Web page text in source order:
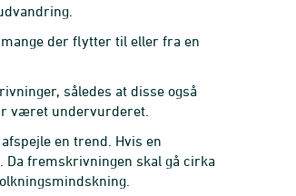
der flytter til eller fra en
således at disse også
været undervurderet.
en trend. Hvis en
fremskrivningen skal gå cirka